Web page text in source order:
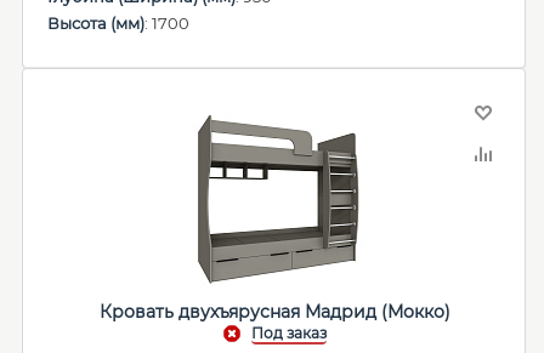
Высота (мм): 1700
Кровать двухъярусная Мадрид (Мокко)